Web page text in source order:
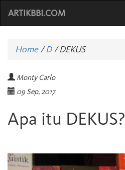
ARTIKBBI.COM
Home/D /DEKUS
Monty Carlo
09 Sep, 2017
Apa itu DEKUS?